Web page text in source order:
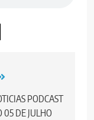
PODCAST
05 DE JULHO